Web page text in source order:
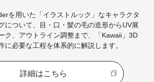
を用いた「イラストルック」なキャラクタ
について、目・口・髪の毛の造形からUV展
ク、アウトライン調整まで、「Kawaii」3D
に必要な工程を体系的に解説します。
詳細はこちら